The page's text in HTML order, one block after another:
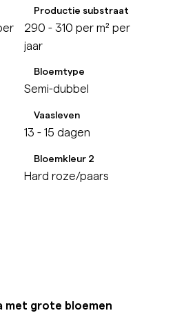
Productie substraat
290 - 310 per m² per
jaar
Bloemtype
Semi-dubbel
Vaasleven
13 - 15 dagen
Bloemkleur 2
Hard roze/paars
met grote bloemen